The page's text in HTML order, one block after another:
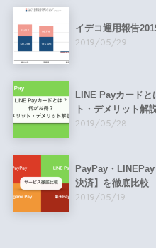
イデコ運用報告
2019/05/29
LINE Payカードと
ト・デメリット解
2019/05/28
PayPay・
決済】を徹底比較
2019/05/19